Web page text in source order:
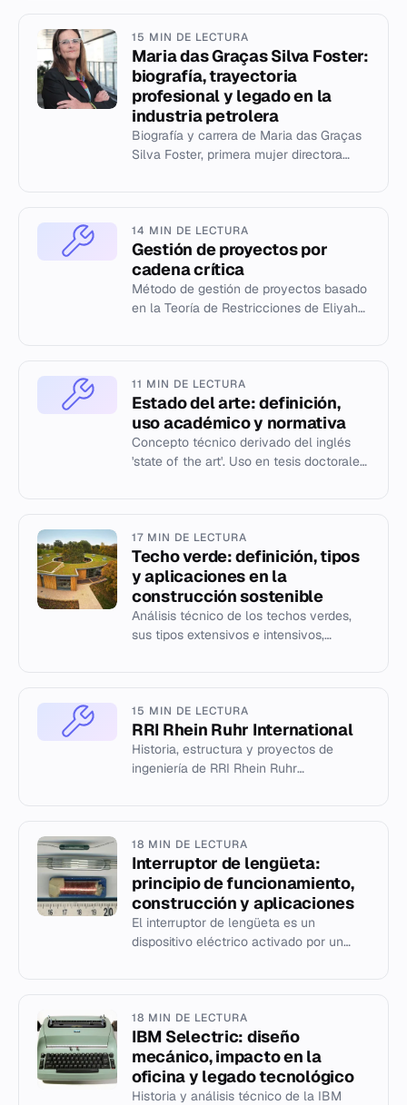
15 MIN DE LECTURA
Maria das Graças Silva Foster:
biografía, trayectoria
profesional y legado en la
industria petrolera
Biografía y carrera de Maria das Graças
Silva Foster, primera mujer directora
14 MIN DE LECTURA
Gestión de proyectos por
cadena crítica
Método de gestión de proyectos basado
en la Teoría de Restricciones de Eliyahu
11 MIN DE LECTURA
Estado del arte: definición,
uso académico y normativa
Concepto técnico derivado del inglés
'state of the art'. Uso en tesis doctorales,
17 MIN DE LECTURA
Techo verde: definición, tipos
y aplicaciones en la
construcción sostenible
Análisis técnico de los techos verdes,
sus tipos extensivos e intensivos,
15 MIN DE LECTURA
RRI Rhein Ruhr International
Historia, estructura y proyectos de
ingeniería de RRI Rhein Ruhr
18 MIN DE LECTURA
Interruptor de lengüeta:
principio de funcionamiento,
construcción y aplicaciones
El interruptor de lengüeta es un
dispositivo eléctrico activado por un
18 MIN DE LECTURA
IBM Selectric: diseño
mecánico, impacto en la
oficina y legado tecnológico
Historia y análisis técnico de la IBM